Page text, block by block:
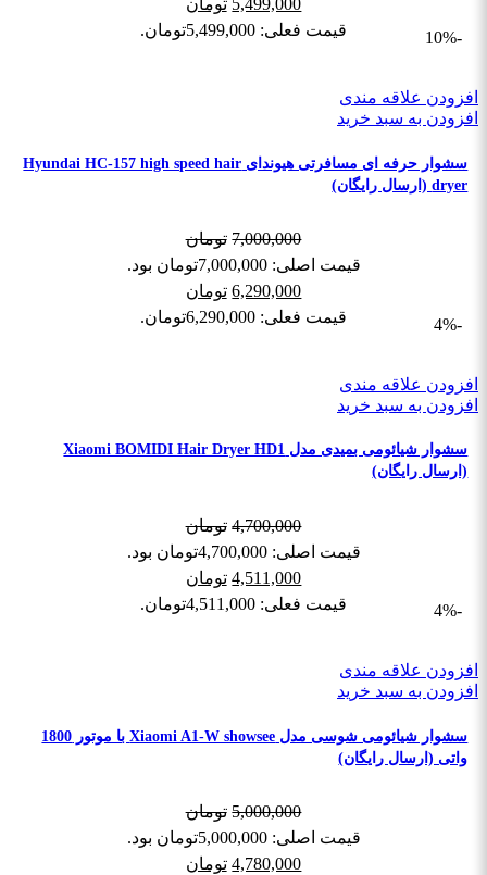
5,499,000 تومان
قیمت فعلی: 5,499,000تومان.
-10%
افزودن علاقه مندی
افزودن به سبد خرید
سشوار حرفه ای مسافرتی هیوندای Hyundai HC-157 high speed hair
dryer (ارسال رایگان)
7,000,000 تومان
قیمت اصلی: 7,000,000تومان بود.
6,290,000 تومان
قیمت فعلی: 6,290,000تومان.
-4%
افزودن علاقه مندی
افزودن به سبد خرید
سشوار شیائومی بمیدی مدل Xiaomi BOMIDI Hair Dryer HD1
(ارسال رایگان)
4,700,000 تومان
قیمت اصلی: 4,700,000تومان بود.
4,511,000 تومان
قیمت فعلی: 4,511,000تومان.
-4%
افزودن علاقه مندی
افزودن به سبد خرید
سشوار شیائومی شوسی مدل Xiaomi A1-W showsee با موتور 1800
واتی (ارسال رایگان)
5,000,000 تومان
قیمت اصلی: 5,000,000تومان بود.
4,780,000 تومان